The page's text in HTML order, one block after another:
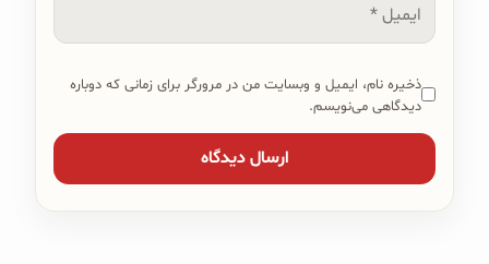
ایمیل
ذخیره نام، ایمیل و وبسایت من در مرورگر برای زمانی که دوباره
دیدگاهی می‌نویسم.